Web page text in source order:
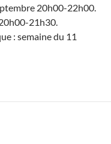
20h00-22h00.
21h30.
: semaine du 11